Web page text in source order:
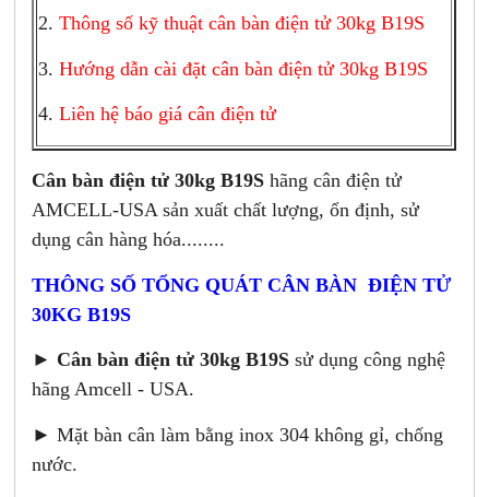
2.Thông số kỹ thuật cân bàn điện tử 30kg B19S
3.Hướng dẫn cài đặt cân bàn điện tử 30kg B19S
4.Liên hệ báo giá cân điện tử
Cân bàn điện tử 30kg B19S hãng cân điện tử
AMCELL-USA sản xuất chất lượng, ổn định, sử
dụng cân hàng hóa........
THÔNG SỐ TỔNG QUÁT CÂN BÀN ĐIỆN TỬ
30KG B19S
► Cân bàn điện tử 30kg B19S sử dụng công nghệ
hãng Amcell - USA.
► Mặt bàn cân làm bằng inox 304 không gỉ, chống
nước.